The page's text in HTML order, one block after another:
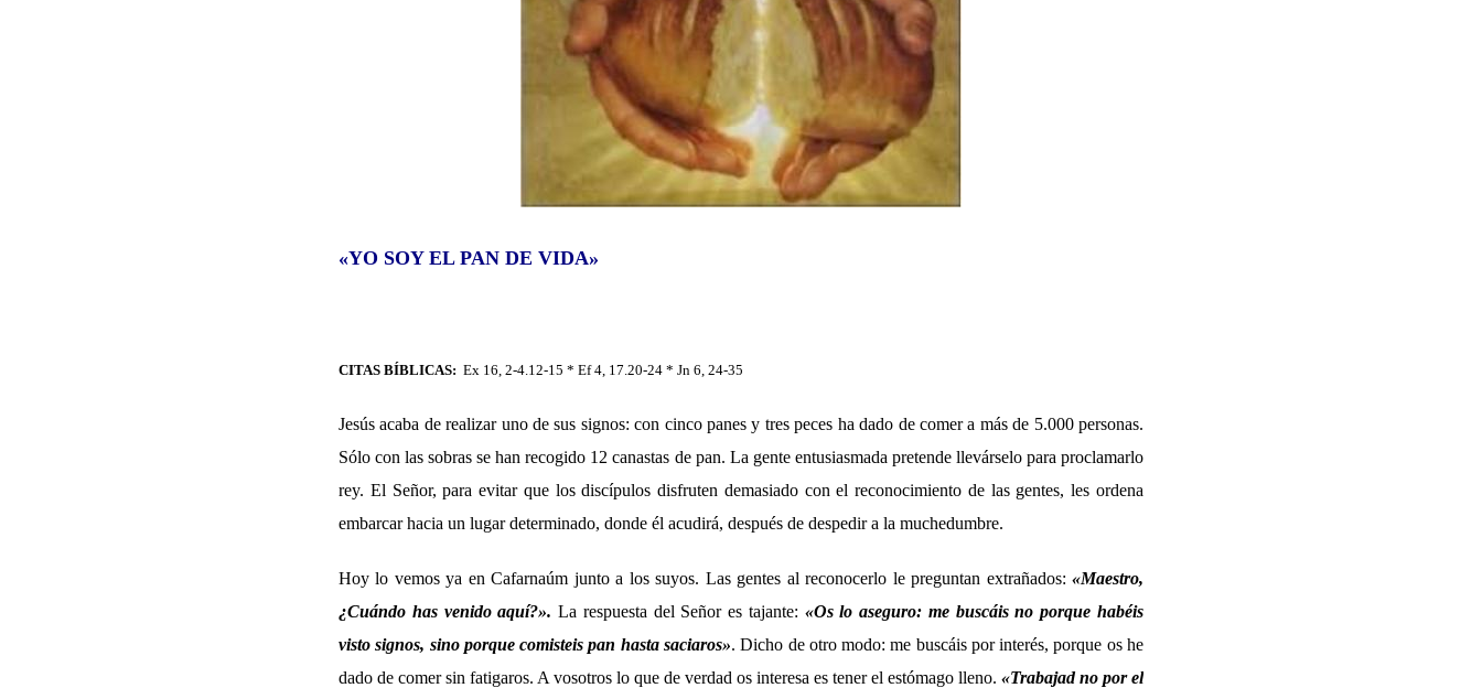
«YO SOY EL PAN DE VIDA»
CITAS BÍBLICAS: Ex 16, 2-4.12-15 * Ef 4, 17.20-24 * Jn 6, 24-35
Jesús acaba de realizar uno de sus signos: con cinco panes y tres peces ha dado de comer a más de 5.000 personas.
Sólo con las sobras se han recogido 12 canastas de pan. La gente entusiasmada pretende llevárselo para proclamarlo
rey. El Señor, para evitar que los discípulos disfruten demasiado con el reconocimiento de las gentes, les ordena
embarcar hacia un lugar determinado, donde él acudirá, después de despedir a la muchedumbre.
Hoy lo vemos ya en Cafarnaúm junto a los suyos. Las gentes al reconocerlo le preguntan extrañados: «Maestro,
¿Cuándo has venido aquí?». La respuesta del Señor es tajante: «Os lo aseguro: me buscáis no porque habéis
visto signos, sino porque comisteis pan hasta saciaros». Dicho de otro modo: me buscáis por interés, porque os he
dado de comer sin fatigaros. A vosotros lo que de verdad os interesa es tener el estómago lleno. «Trabajad no por el